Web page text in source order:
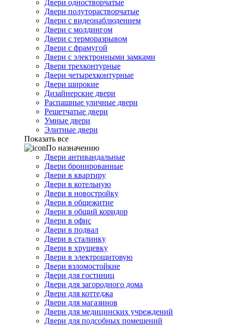
Двери одностворчатые
Двери полуторастворчатые
Двери с видеонаблюдением
Двери с молдингом
Двери с терморазрывом
Двери с фрамугой
Двери с электронными замками
Двери трехконтурные
Двери четырехконтурные
Двери широкие
Дизайнерские двери
Распашные уличные двери
Решетчатые двери
Умные двери
Элитные двери
Показать все
По назначению
Двери антивандальные
Двери бронированные
Двери в квартиру
Двери в котельную
Двери в новостройку
Двери в общежитие
Двери в общий коридор
Двери в офис
Двери в подвал
Двери в сталинку
Двери в хрущевку
Двери в электрощитовую
Двери взломостойкие
Двери для гостиниц
Двери для загородного дома
Двери для коттеджа
Двери для магазинов
Двери для медицинских учреждений
Двери для подсобных помещений